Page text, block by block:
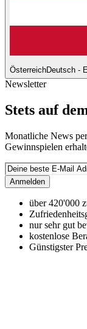
ÖsterreichDeutsch -
Newsletter
Stets auf
Monatliche News
Gewinnspielen
Anmelden
über 420'000
nur sehr gut
kostenlose
Günstigster